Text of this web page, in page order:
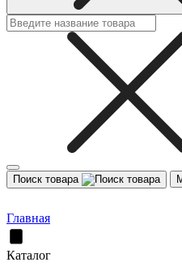
Поиск товара
Главная
Каталог